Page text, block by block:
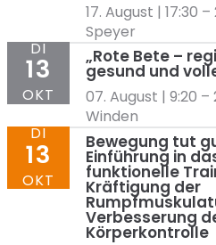
17. August | 17:30 –
Speyer
„Rote Bete –
gesund und
07. August | 9:20 –
Winden
DI
13
OKT
Bewegung tut
Einführung in
funktionelle
Kräftigung der
Verbesserung
Körperkontrolle
DI
13
OKT